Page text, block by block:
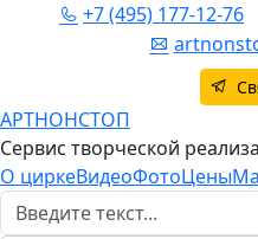
+7 (495) 177-12-76
АРТНОНСТОП
Сервис творческой
О циркеВидеоФотоЦены
Поиск